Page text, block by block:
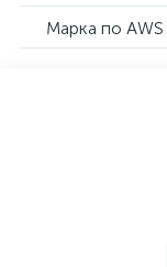
Марка по AWS